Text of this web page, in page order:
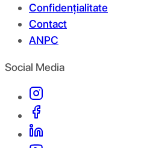
Confidențialitate
Contact
ANPC
Social Media